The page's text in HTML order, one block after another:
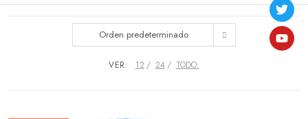
Orden predeterminado
VER: 12 24 TODO: